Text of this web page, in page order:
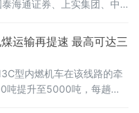
海通证券、上实集团、中
高校智库及产业合作伙伴
地，正加快推进上海国际
运输再提速 最高可达三
型内燃机车在该线路的牵
吨提升至5000吨，每趟车